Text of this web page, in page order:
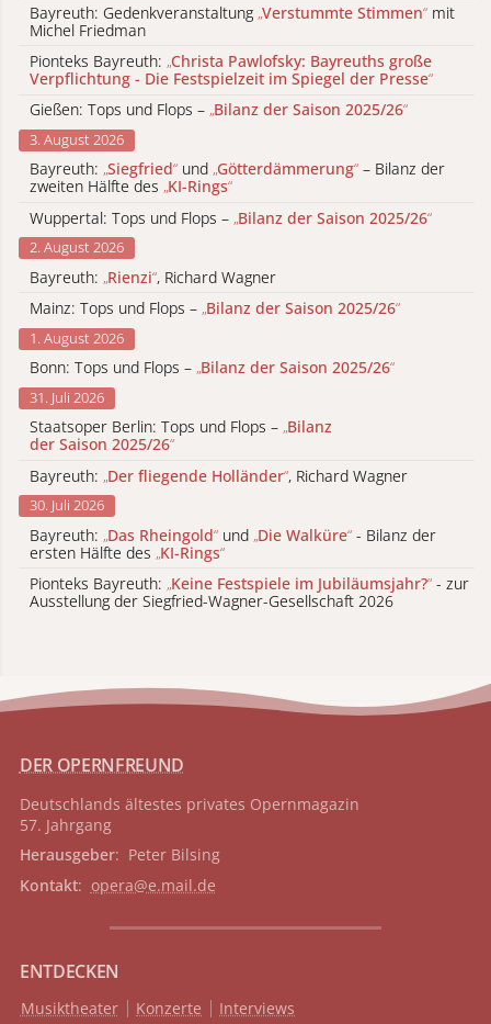
Bayreuth: Gedenkveranstaltung „Verstummte Stimmen“ mit
Michel Friedman
Pionteks Bayreuth: „Christa Pawlofsky: Bayreuths große
Verpflichtung - Die Festspielzeit im Spiegel der Presse“
Gießen: Tops und Flops – „Bilanz der Saison 2025/26“
3. August 2026
Bayreuth: „Siegfried“ und „Götterdämmerung“ – Bilanz der
zweiten Hälfte des „KI-Rings“
Wuppertal: Tops und Flops – „Bilanz der Saison 2025/26“
2. August 2026
Bayreuth: „Rienzi“, Richard Wagner
Mainz: Tops und Flops – „Bilanz der Saison 2025/26“
1. August 2026
Bonn: Tops und Flops – „Bilanz der Saison 2025/26“
31. Juli 2026
Staatsoper Berlin: Tops und Flops – „Bilanz
der Saison 2025/26“
Bayreuth: „Der fliegende Holländer“, Richard Wagner
30. Juli 2026
Bayreuth: „Das Rheingold“ und „Die Walküre“ - Bilanz der
ersten Hälfte des „KI-Rings“
Pionteks Bayreuth: „Keine Festspiele im Jubiläumsjahr?“ - zur
Ausstellung der Siegfried-Wagner-Gesellschaft 2026
DER OPERNFREUND
Deutschlands ältestes privates Opernmagazin
57. Jahrgang
Herausgeber: Peter Bilsing
Kontakt: opera@e.mail.de
ENTDECKEN
Musiktheater Konzerte Interviews